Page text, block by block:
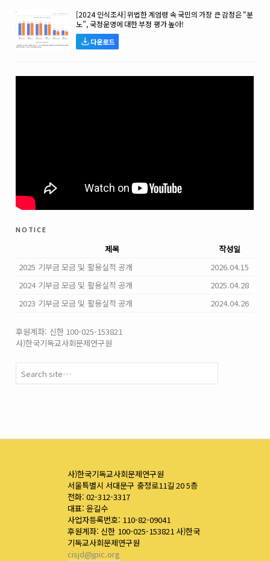
[2024 인식조사] 위법한 계엄령 속 국민의 가장 큰 감정은 “분
노”, 국정운영에 대한 부정 평가 높아!
다운로드
notice
제목
작성일
2025 기부금 모금 및 활용실적 공개
2026.04.15
2024 기부금 모금 및 활용실적 공개
2025.04.28
2023 기부금 모금 및 활용실적 공개
2024.04.26
후원계좌: 신한 100-025-153821
사)한국기독교사회문제연구원
사)한국기독교사회문제연구원
서울특별시 서대문구 충정로11길 20 5층
전화: 02-312-3317
대표: 윤길수
사업자등록번호: 110-82-09041
후원계좌: 신한 100-025-153821 사)한국
기독교사회문제연구원
cisjd@jpic.org